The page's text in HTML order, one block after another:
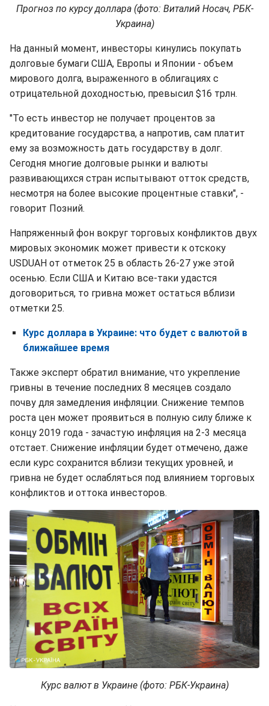
Прогноз по курсу доллара (фото: Виталий Носач, РБК-
Украина)
На данный момент, инвесторы кинулись покупать
долговые бумаги США, Европы и Японии - объем
мирового долга, выраженного в облигациях с
отрицательной доходностью, превысил $16 трлн.
"То есть инвестор не получает процентов за
кредитование государства, а напротив, сам платит
ему за возможность дать государству в долг.
Сегодня многие долговые рынки и валюты
развивающихся стран испытывают отток средств,
несмотря на более высокие процентные ставки", -
говорит Позний.
Напряженный фон вокруг торговых конфликтов двух
мировых экономик может привести к отскоку
USDUAH от отметок 25 в область 26-27 уже этой
осенью. Если США и Китаю все-таки удастся
договориться, то гривна может остаться вблизи
отметки 25.
Курс доллара в Украине: что будет с валютой в
ближайшее время
Также эксперт обратил внимание, что укрепление
гривны в течение последних 8 месяцев создало
почву для замедления инфляции. Снижение темпов
роста цен может проявиться в полную силу ближе к
концу 2019 года - зачастую инфляция на 2-3 месяца
отстает. Снижение инфляции будет отмечено, даже
если курс сохранится вблизи текущих уровней, и
гривна не будет ослабляться под влиянием торговых
конфликтов и оттока инвесторов.
Курс валют в Украине (фото: РБК-Украина)